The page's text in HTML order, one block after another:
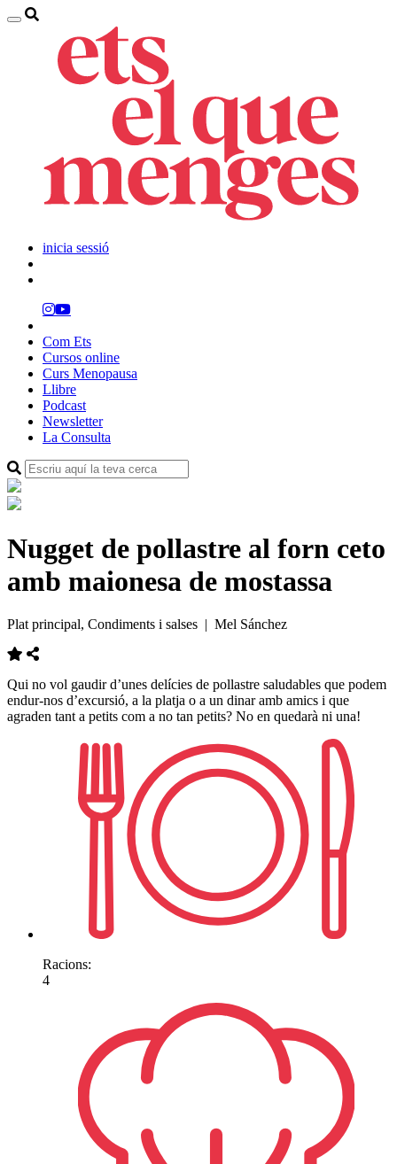
inicia sessió
Com Ets
Cursos online
Curs Menopausa
Llibre
Podcast
Newsletter
La Consulta
Nugget de pollastre al forn ceto
amb maionesa de mostassa
Plat principal, Condiments i salses | Mel Sánchez
Qui no vol gaudir d’unes delícies de pollastre saludables que podem
endur-nos d’excursió, a la platja o a un dinar amb amics i que
agraden tant a petits com a no tan petits? No en quedarà ni una!
Racions:
4